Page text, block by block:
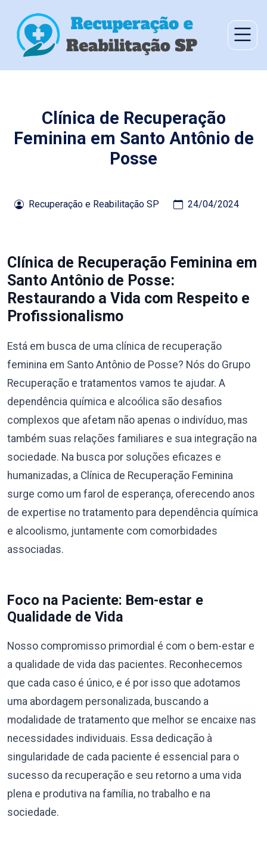
Clínica de Recuperação
Feminina em Santo Antônio de
Posse
Recuperação e Reabilitação SP 24/04/2024
Clínica de Recuperação Feminina em
Santo Antônio de Posse:
Restaurando a Vida com Respeito e
Profissionalismo
Está em busca de uma clínica de recuperação
feminina em Santo Antônio de Posse? Nós do Grupo
Recuperação e tratamentos vamos te ajudar. A
dependência química e alcoólica são desafios
complexos que afetam não apenas o indivíduo, mas
também suas relações familiares e sua integração na
sociedade. Na busca por soluções eficazes e
humanizadas, a Clínica de Recuperação Feminina
surge como um farol de esperança, oferecendo anos
de expertise no tratamento para dependência química
e alcoolismo, juntamente com comorbidades
associadas.
Foco na Paciente: Bem-estar e
Qualidade de Vida
Nosso compromisso primordial é com o bem-estar e
a qualidade de vida das pacientes. Reconhecemos
que cada caso é único, e é por isso que adotamos
uma abordagem personalizada, buscando a
modalidade de tratamento que melhor se encaixe nas
necessidades individuais. Essa dedicação à
singularidade de cada paciente é essencial para o
sucesso da recuperação e seu retorno a uma vida
plena e produtiva na família, no trabalho e na
sociedade.